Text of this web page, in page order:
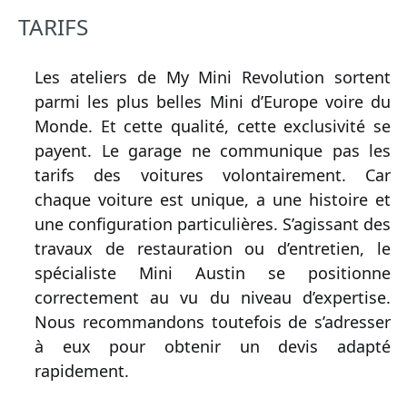
TARIFS
Les ateliers de My Mini Revolution sortent
parmi les plus belles Mini d’Europe voire du
Monde. Et cette qualité, cette exclusivité se
payent. Le garage ne communique pas les
tarifs des voitures volontairement. Car
chaque voiture est unique, a une histoire et
une configuration particulières. S’agissant des
travaux de restauration ou d’entretien, le
spécialiste Mini Austin se positionne
correctement au vu du niveau d’expertise.
Nous recommandons toutefois de s’adresser
à eux pour obtenir un devis adapté
rapidement.